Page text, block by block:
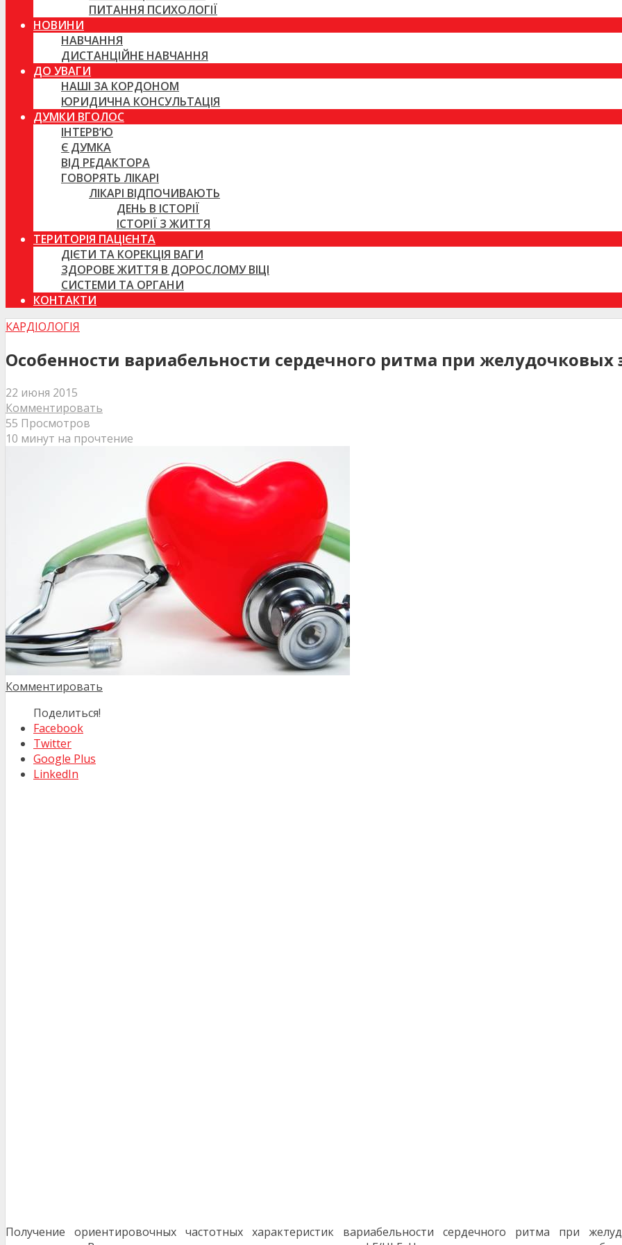
ПИТАННЯ ПСИХОЛОГІЇ
НОВИНИ
НАВЧАННЯ
ДИСТАНЦІЙНЕ НАВЧАННЯ
ДО УВАГИ
НАШІ ЗА КОРДОНОМ
ЮРИДИЧНА КОНСУЛЬТАЦІЯ
ДУМКИ ВГОЛОС
ІНТЕРВ’Ю
Є ДУМКА
ВІД РЕДАКТОРА
ГОВОРЯТЬ ЛІКАРІ
ЛІКАРІ ВІДПОЧИВАЮТЬ
ДЕНЬ В ІСТОРІЇ
ІСТОРІЇ З ЖИТТЯ
ТЕРИТОРІЯ ПАЦІЄНТА
ДІЄТИ ТА КОРЕКЦІЯ ВАГИ
ЗДОРОВЕ ЖИТТЯ В ДОРОСЛОМУ ВІЦІ
СИСТЕМИ ТА ОРГАНИ
КОНТАКТИ
КАРДІОЛОГІЯ
Особенности вариабельности сердечного ритма при желудочковых
22 июня 2015
Комментировать
55 Просмотров
10 минут на прочтение
Комментировать
Поделиться!
Facebook
Twitter
Google Plus
LinkedIn
Получение ориентировочных частотных характеристик вариабельности сердечного ритма при